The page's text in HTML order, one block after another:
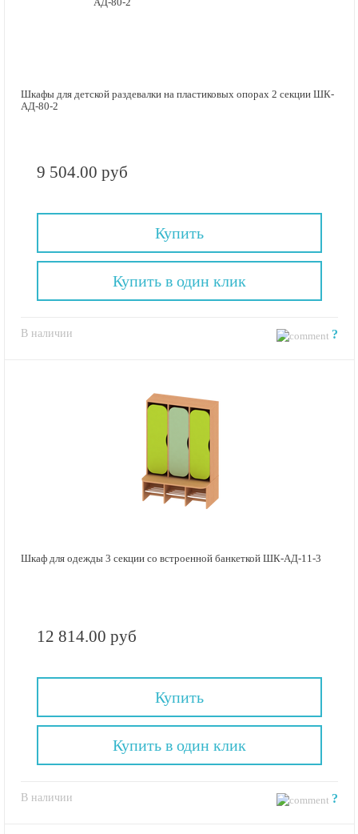
Шкафы для детской раздевалки на пластиковых опорах 2 секции ШК-
АД-80-2
9 504.00 руб
Купить
В наличии ?
Купить в один клик
Шкаф для одежды 3 секции со встроенной банкеткой ШК-АД-11-3
12 814.00 руб
Купить
В наличии ?
Купить в один клик